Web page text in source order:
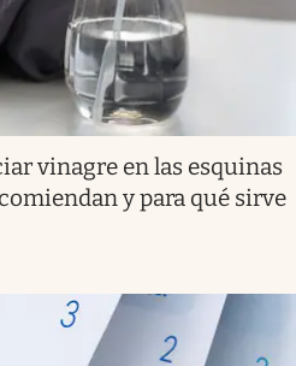
vinagre en las esquinas
y para qué sirve